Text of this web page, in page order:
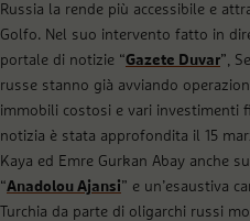
Russia la rende più accessibile e
Golfo. Nel suo intervento fatto in
portale di notizie “Gazete Duvar”,
russe stanno già avviando
immobili costosi e vari investimenti
notizia è stata approfondita il 15
Kaya ed Emre Gurkan Abay anche
“Anadolou Ajansi” e un’esaustiva
Turchia da parte di oligarchi russi